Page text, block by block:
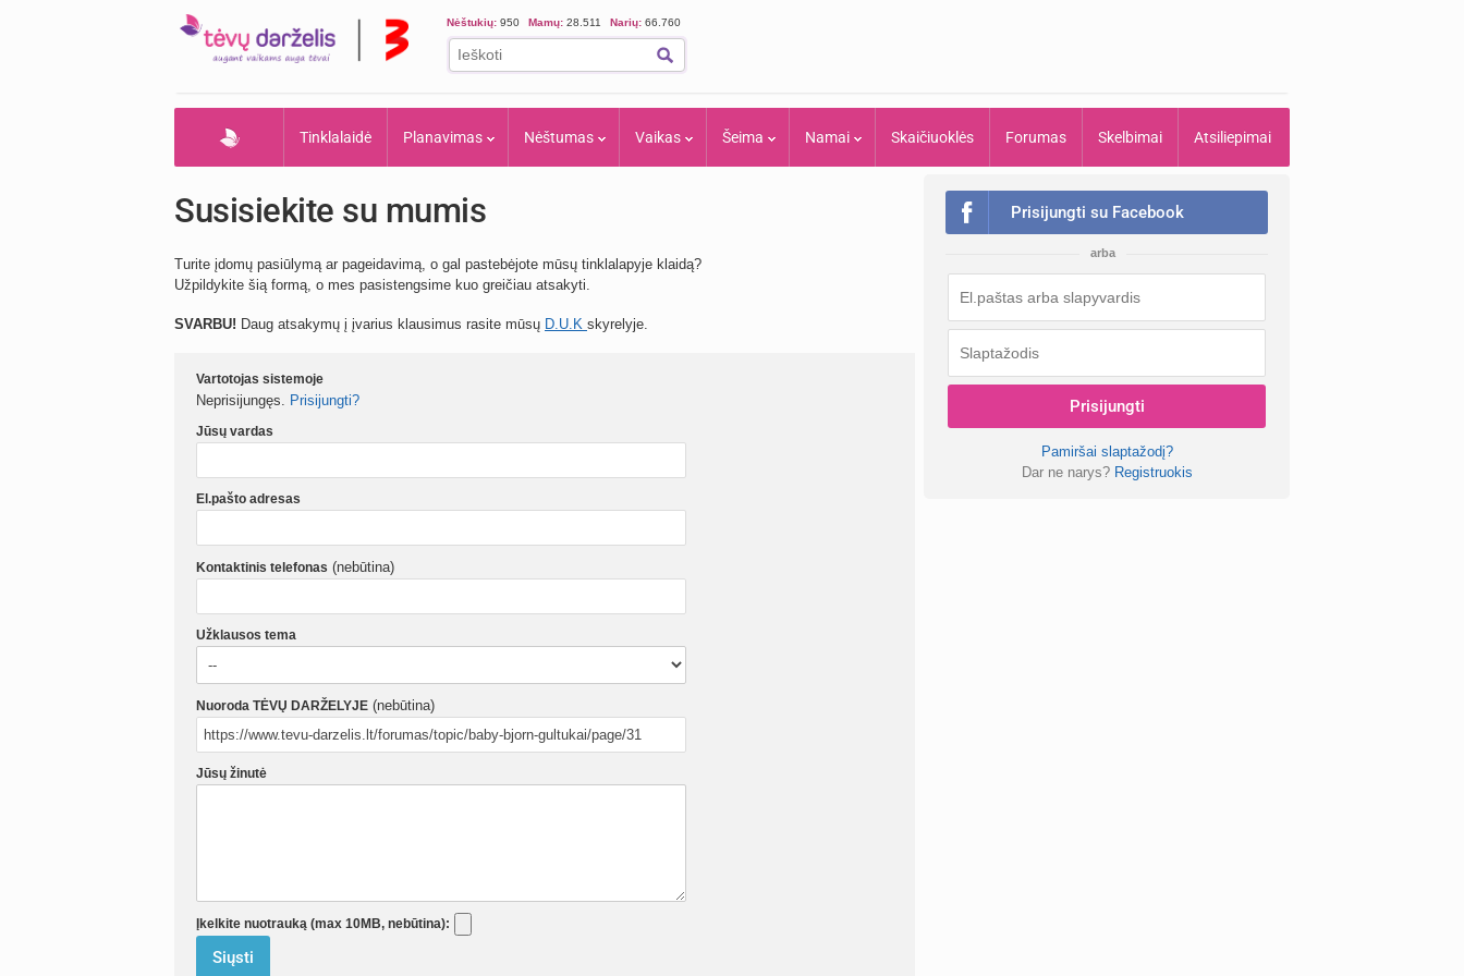
Nėštukių: 950 Mamų: 28.511 Narių: 66.760
Tinklalaidė Planavimas Nėštumas Vaikas Šeima Namai Skaičiuoklės Forumas Skelbimai Atsiliepimai
Susisiekite su mumis
Turite įdomų pasiūlymą ar pageidavimą, o gal pastebėjote mūsų tinklalapyje klaidą?
Užpildykite šią formą, o mes pasistengsime kuo greičiau atsakyti.
SVARBU! Daug atsakymų į įvarius klausimus rasite mūsų D.U.K skyrelyje.
Vartotojas sistemoje
Neprisijungęs. Prisijungti?
Jūsų vardas
El.pašto adresas
Kontaktinis telefonas (nebūtina)
Užklausos tema
Nuoroda TĖVŲ DARŽELYJE (nebūtina)
Jūsų žinutė
Įkelkite nuotrauką (max 10MB, nebūtina):
Prisijungti su Facebook
arba
Prisijungti
Pamiršai slaptažodį?
Dar ne narys? Registruokis